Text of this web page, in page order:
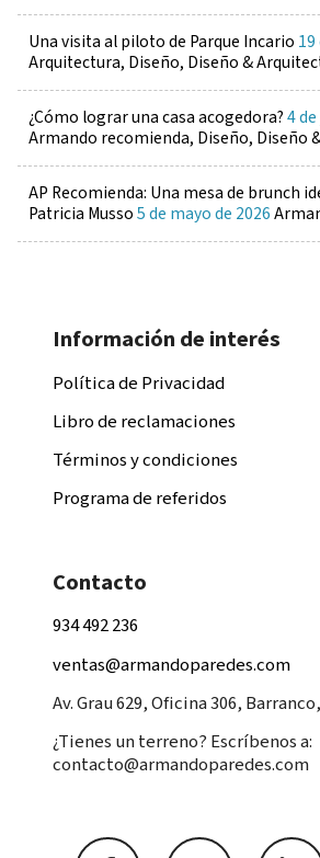
Una visita al piloto de Parque Incario
Arquitectura, Diseño, Diseño &
¿Cómo lograr una casa acogedora?4
Armando recomienda, Diseño, Diseño
AP Recomienda: Una mesa de brunch
Patricia Musso5 de mayo de 2026
Información de interés
Política de Privacidad
Libro de reclamaciones
Términos y condiciones
Programa de referidos
Contacto
934 492 236
ventas@armandoparedes.com
Av. Grau 629, Oficina 306,
¿Tienes un terreno? Escríbenos a:
contacto@armandoparedes.com